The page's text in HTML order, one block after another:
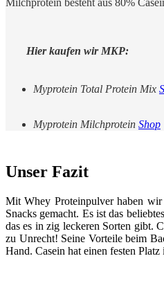
Milchprotein besteht aus 80%
Hier kaufen wir MKP:
Myprotein Total Protein Mix
Myprotein Milchprotein Shop
Unser Fazit
Mit Whey Proteinpulver haben
Snacks gemacht. Es ist das
das es in zig leckeren Sorten gibt.
zu Unrecht! Seine Vorteile beim
Hand. Casein hat einen festen